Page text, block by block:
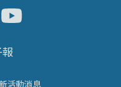
活動消息